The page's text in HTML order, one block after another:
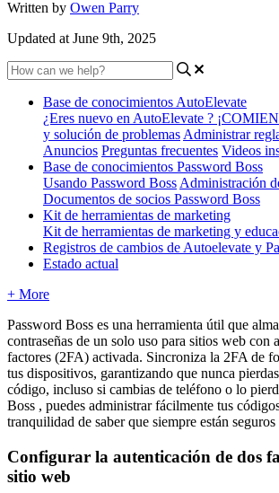
Written by Owen Parry
Updated at June 9th, 2025
Base de conocimientos AutoElevate
¿Eres nuevo en AutoElevate ?
y solución de problemas Administrar
Anuncios Preguntas frecuentes Videos
Base de conocimientos Password Boss
Usando Password Boss Administración
Documentos de socios Password Boss
Kit de herramientas de marketing
Kit de herramientas de marketing y
Registros de cambios de Autoelevate y
Estado actual
+ More
Password Boss es una herramienta útil que
contraseñas de un solo uso para sitios web con
factores (2FA) activada. Sincroniza la 2FA de
tus dispositivos, garantizando que nunca pierdas
código, incluso si cambias de teléfono o lo
Boss , puedes administrar fácilmente tus có
tranquilidad de saber que siempre están seguros
Configurar la autenticación de dos
sitio web